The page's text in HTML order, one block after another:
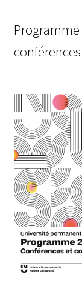
Programme
conférences